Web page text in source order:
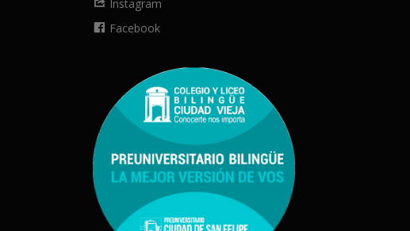
Instagram
Facebook